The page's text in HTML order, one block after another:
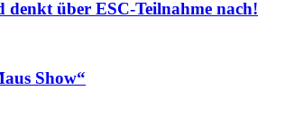
über ESC-Teilnahme nach!
Show“